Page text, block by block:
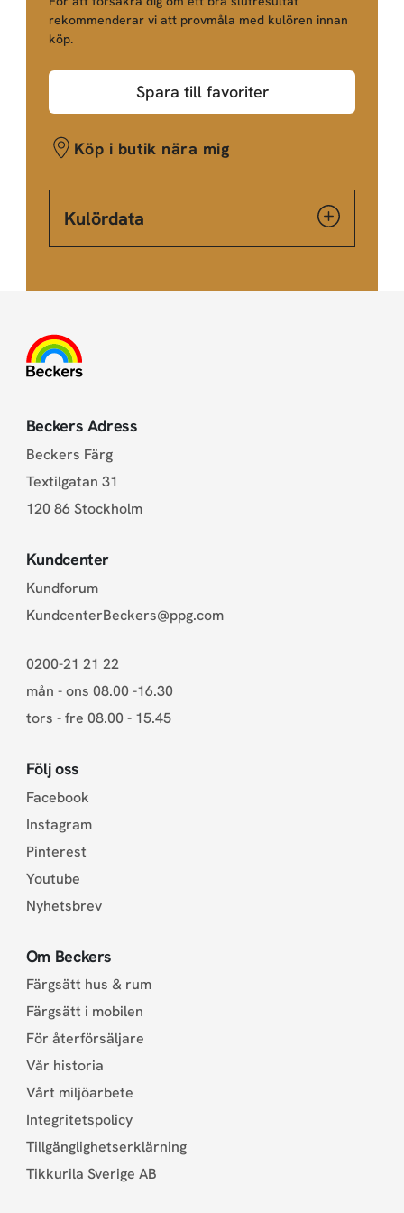
rekommenderar vi att provmåla med kulören innan
köp.
Spara till favoriter
Köp i butik nära mig
Kulördata
Beckers Adress
Beckers Färg
Textilgatan 31
120 86 Stockholm
Kundcenter
Kundforum
KundcenterBeckers@ppg.com
0200-21 21 22
mån - ons 08.00 -16.30
tors - fre 08.00 - 15.45
Följ oss
Facebook
Instagram
Pinterest
Youtube
Nyhetsbrev
Om Beckers
Färgsätt hus & rum
Färgsätt i mobilen
För återförsäljare
Vår historia
Vårt miljöarbete
Integritetspolicy
Tillgänglighetserklärning
Tikkurila Sverige AB